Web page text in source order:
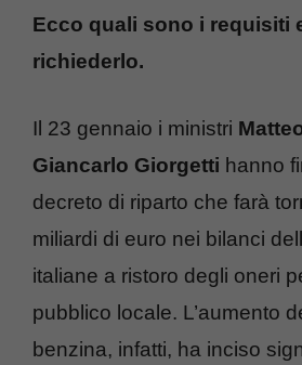
Ecco quali sono i requisiti
richiederlo.
Il 23 gennaio i ministri
Giancarlo Giorgetti hanno
decreto di riparto che farà
miliardi di euro nei bilanci
italiane a ristoro degli oneri
pubblico locale. L’aumento
benzina, infatti, ha inciso